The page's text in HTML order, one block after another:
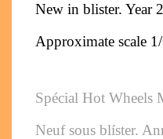
New in blister. Year
Approximate scale
Spécial Hot Wheels
Neuf sous blíster.